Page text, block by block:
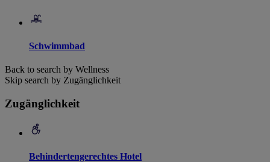
Schwimmbad
Back to search by Wellness
Skip search by Zugänglichkeit
Zugänglichkeit
Behindertengerechtes Hotel